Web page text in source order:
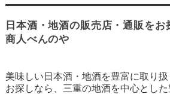
日本酒・地酒の販売店・通販を
商人べんのや
美味しい日本酒・地酒を豊富に取り
お探しなら、三重の地酒を中心とし